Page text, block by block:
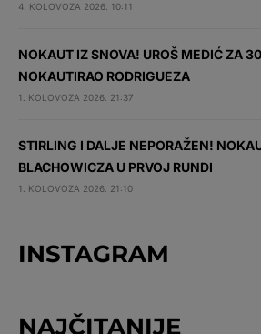
4. KOLOVOZA 2026. 10:11
NOKAUT IZ SNOVA! UROŠ MEDIĆ ZA
NOKAUTIRAO RODRIGUEZA
1. KOLOVOZA 2026. 21:37
STIRLING I DALJE NEPORAŽEN!
BLACHOWICZA U PRVOJ RUNDI
1. KOLOVOZA 2026. 21:10
INSTAGRAM
NAJČITANIJE